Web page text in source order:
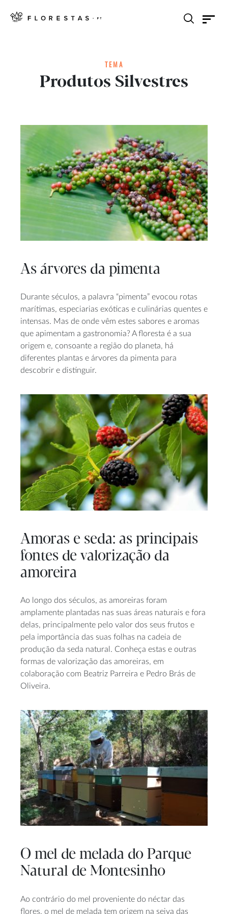
TEMA
Produtos Silvestres
As árvores da pimenta
Durante séculos, a palavra “pimenta” evocou rotas
marítimas, especiarias exóticas e culinárias quentes e
intensas. Mas de onde vêm estes sabores e aromas
que apimentam a gastronomia? A floresta é a sua
origem e, consoante a região do planeta, há
diferentes plantas e árvores da pimenta para
descobrir e distinguir.
Amoras e seda: as principais
fontes de valorização da
amoreira
Ao longo dos séculos, as amoreiras foram
amplamente plantadas nas suas áreas naturais e fora
delas, principalmente pelo valor dos seus frutos e
pela importância das suas folhas na cadeia de
produção da seda natural. Conheça estas e outras
formas de valorização das amoreiras, em
colaboração com Beatriz Parreira e Pedro Brás de
Oliveira.
O mel de melada do Parque
Natural de Montesinho
Ao contrário do mel proveniente do néctar das
flores, o mel de melada tem origem na seiva das